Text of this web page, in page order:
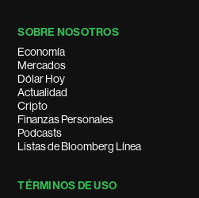
SOBRE NOSOTROS
Economía
Mercados
Dólar Hoy
Actualidad
Cripto
Finanzas Personales
Podcasts
Listas de Bloomberg Línea
TÉRMINOS DE USO